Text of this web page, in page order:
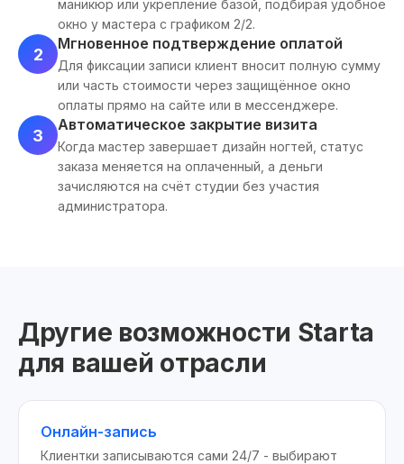
маникюр или укрепление базой, подбирая удобное
окно у мастера с графиком 2/2.
2
Мгновенное подтверждение оплатой
Для фиксации записи клиент вносит полную сумму
или часть стоимости через защищённое окно
оплаты прямо на сайте или в мессенджере.
3
Автоматическое закрытие визита
Когда мастер завершает дизайн ногтей, статус
заказа меняется на оплаченный, а деньги
зачисляются на счёт студии без участия
администратора.
Другие возможности Starta
для вашей отрасли
Онлайн-запись
Клиентки записываются сами 24/7 - выбирают